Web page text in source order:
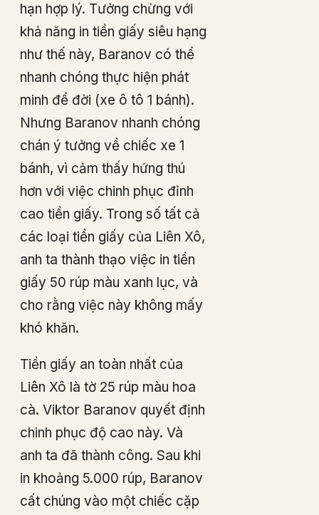
hạn hợp lý. Tưởng chừng với
khả năng in tiền giấy siêu hạng
như thế này, Baranov có thể
nhanh chóng thực hiện phát
minh để đời (xe ô tô 1 bánh).
Nhưng Baranov nhanh chóng
chán ý tưởng về chiếc xe 1
bánh, vì cảm thấy hứng thú
hơn với việc chinh phục đỉnh
cao tiền giấy. Trong số tất cả
các loại tiền giấy của Liên Xô,
anh ta thành thạo việc in tiền
giấy 50 rúp màu xanh lục, và
cho rằng việc này không mấy
khó khăn.
Tiền giấy an toàn nhất của
Liên Xô là tờ 25 rúp màu hoa
cà. Viktor Baranov quyết định
chinh phục độ cao này. Và
anh ta đã thành công. Sau khi
in khoảng 5.000 rúp, Baranov
cất chúng vào một chiếc cặp